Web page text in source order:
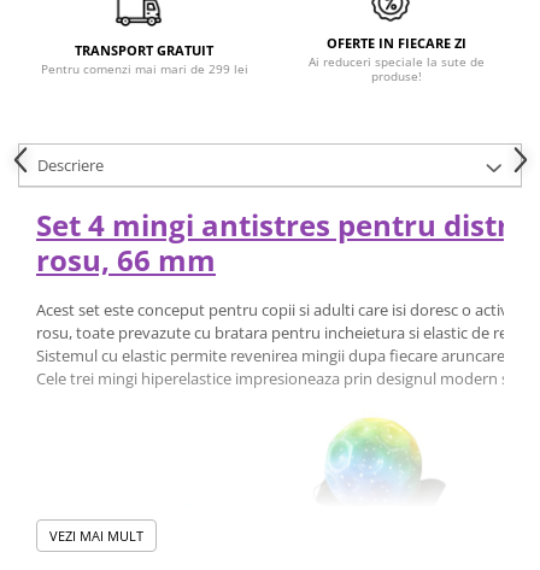
TRANSPORT GRATUIT
Pentru comenzi mai mari de 299 lei
OFERTE IN FIECARE ZI
Ai reduceri speciale la sute de
produse!
Descriere
Set 4 mingi antistres pentru
rosu, 66 mm
Acest set este conceput pentru copii si adulti care isi doresc o
rosu, toate prevazute cu bratara pentru incheietura si elastic de
Sistemul cu elastic permite revenirea mingii dupa fiecare aruncare,
Cele trei mingi hiperelastice impresioneaza prin designul modern si
VEZI MAI MULT